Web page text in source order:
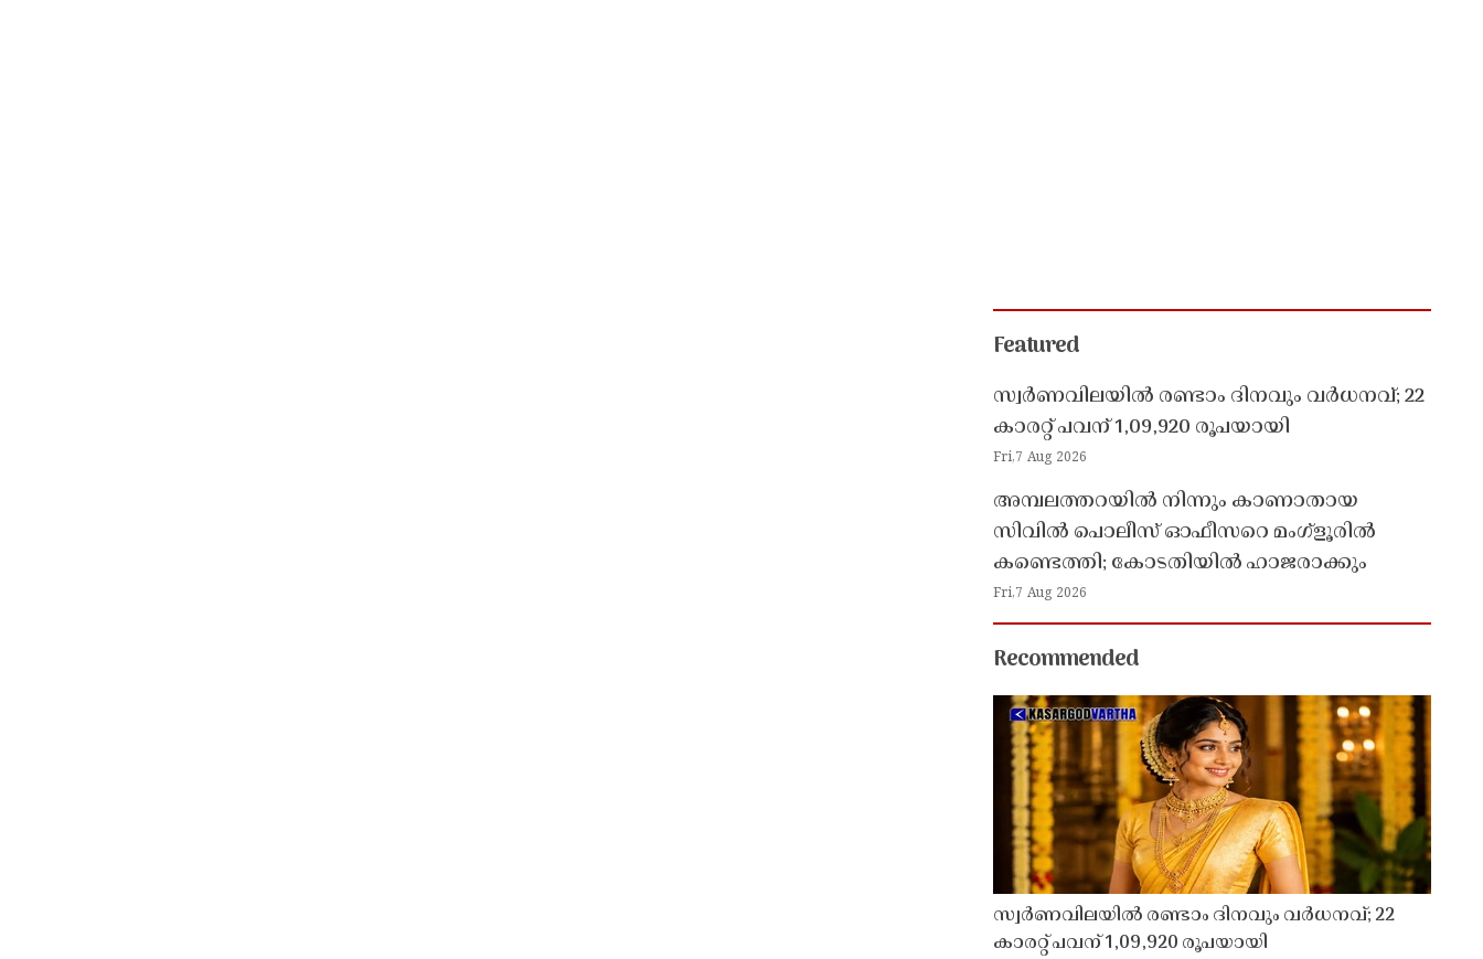
Featured
സ്വർണവിലയിൽ രണ്ടാം ദിനവും വർധനവ്; 22
കാരറ്റ് പവന് 1,09,920 രൂപയായി
Fri,7 Aug 2026
അമ്പലത്തറയിൽ നിന്നും കാണാതായ
സിവിൽ പൊലീസ് ഓഫീസറെ മംഗ്ളൂരിൽ
കണ്ടെത്തി; കോടതിയിൽ ഹാജരാക്കും
Fri,7 Aug 2026
Recommended
സ്വർണവിലയിൽ രണ്ടാം ദിനവും വർധനവ്; 22
കാരറ്റ് പവന് 1,09,920 രൂപയായി